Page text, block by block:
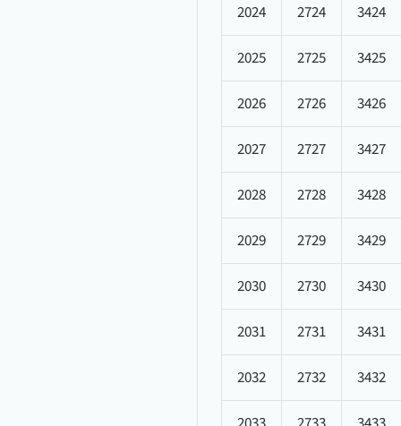
2024 2724 3424
2025 2725 3425
2026 2726 3426
2027 2727 3427
2028 2728 3428
2029 2729 3429
2030 2730 3430
2031 2731 3431
2032 2732 3432